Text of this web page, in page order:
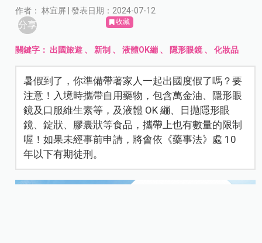
作者： 林宜屏 | 發表日期：2024-07-12
分享 收藏
關鍵字： 出國旅遊 、 新制 、液體OK繃 、 隱形眼鏡、化妝品
暑假到了，你準備帶著家人一起出國度假了嗎？要
注意！入境時攜帶自用藥物，包含萬金油、隱形眼
鏡及口服維生素等，及液體 OK 繃、日拋隱形眼
鏡、錠狀、膠囊狀等食品，攜帶上也有數量的限制
喔！如果未經事前申請，將會依《藥事法》處 10
年以下有期徒刑。